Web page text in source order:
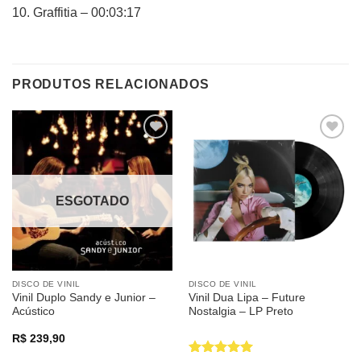
10. Graffitia – 00:03:17
PRODUTOS RELACIONADOS
Adicionar
a lista de
desejos
ESGOTADO
DISCO DE VINIL
Vinil Duplo Sandy e Junior –
Acústico
R$239,90
Adicionar
a lista de
desejos
DISCO DE VINIL
Vinil Dua Lipa – Future
Nostalgia – LP Preto